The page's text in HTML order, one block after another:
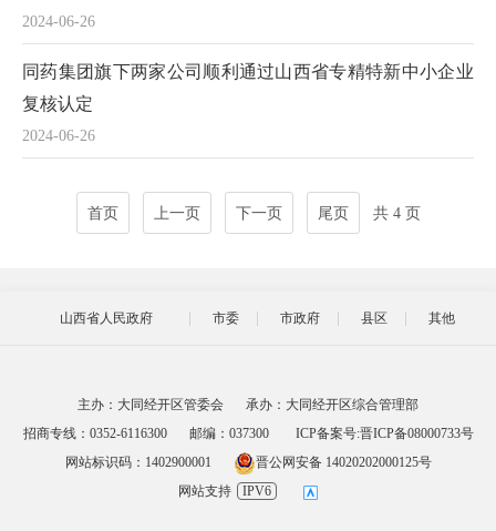
2024-06-26
2024-06-26
同药集团旗下两家公司顺利通过山西省专精特新中小企业
复核认定
首页 上一页 下一页 尾页 共 4 页
山西省人民政府 市委 市政府 县区 其他
主办：大同经开区管委会
承办：大同经开区综合管理部
招商专线：0352-6116300
邮编：037300
ICP备案号:晋ICP备08000733号
网站标识码：1402900001
晋公网安备 14020202000125号
网站支持
IPV6